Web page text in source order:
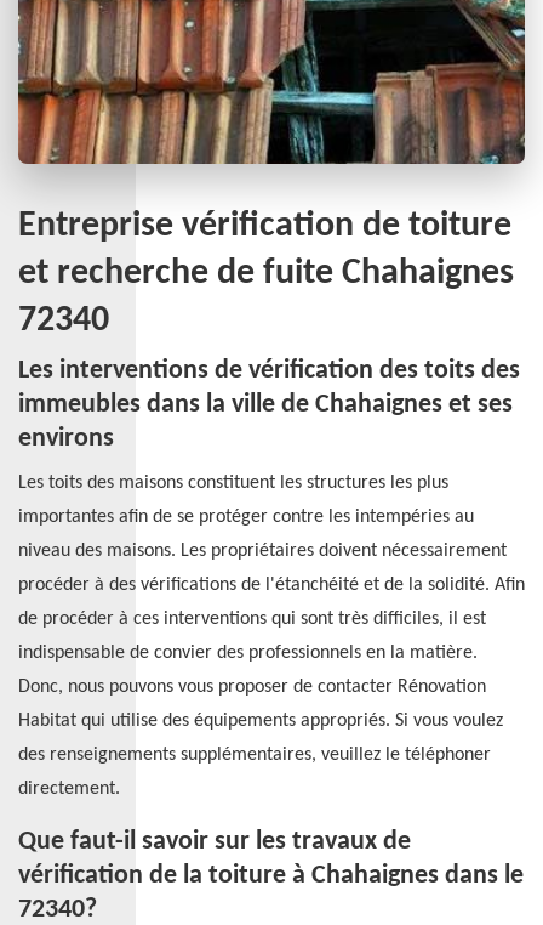
Entreprise vérification de toiture
et recherche de fuite Chahaignes
72340
Les interventions de vérification des toits des
immeubles dans la ville de Chahaignes et ses
environs
Les toits des maisons constituent les structures les plus
importantes afin de se protéger contre les intempéries au
niveau des maisons. Les propriétaires doivent nécessairement
procéder à des vérifications de l'étanchéité et de la solidité. Afin
de procéder à ces interventions qui sont très difficiles, il est
indispensable de convier des professionnels en la matière.
Donc, nous pouvons vous proposer de contacter Rénovation
Habitat qui utilise des équipements appropriés. Si vous voulez
des renseignements supplémentaires, veuillez le téléphoner
directement.
Que faut-il savoir sur les travaux de
vérification de la toiture à Chahaignes dans le
72340?